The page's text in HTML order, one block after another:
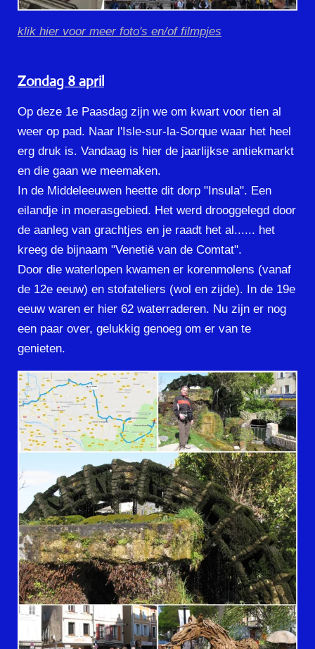
klik hier voor meer foto's en/of filmpjes
Zondag 8 april
Op deze 1e Paasdag zijn we om kwart voor tien al
weer op pad. Naar l'Isle-sur-la-Sorque waar het heel
erg druk is. Vandaag is hier de jaarlijkse antiekmarkt
en die gaan we meemaken.
In de Middeleeuwen heette dit dorp "Insula". Een
eilandje in moerasgebied. Het werd drooggelegd door
de aanleg van grachtjes en je raadt het al...... het
kreeg de bijnaam "Venetië van de Comtat".
Door die waterlopen kwamen er korenmolens (vanaf
de 12e eeuw) en stofateliers (wol en zijde). In de 19e
eeuw waren er hier 62 waterraderen. Nu zijn er nog
een paar over, gelukkig genoeg om er van te
genieten.